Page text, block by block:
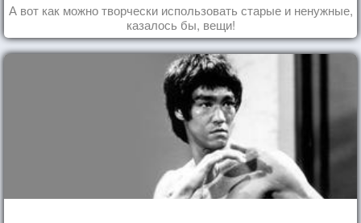
А вот как можно творчески использовать старые и ненужные,
казалось бы, вещи!